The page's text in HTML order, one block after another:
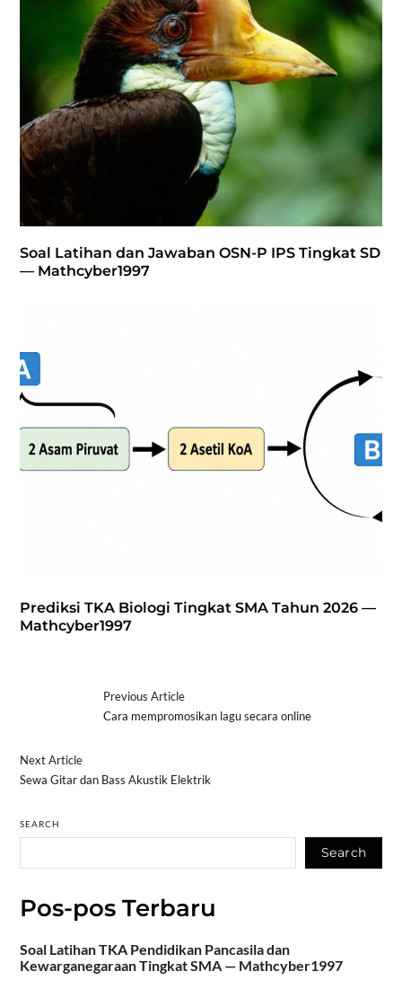
Soal Latihan dan Jawaban OSN-P IPS Tingkat SD
— Mathcyber1997
Prediksi TKA Biologi Tingkat SMA Tahun 2026 —
Mathcyber1997
Previous Article
Cara mempromosikan lagu secara online
Next Article
Sewa Gitar dan Bass Akustik Elektrik
SEARCH
Search
Pos-pos Terbaru
Soal Latihan TKA Pendidikan Pancasila dan
Kewarganegaraan Tingkat SMA — Mathcyber1997